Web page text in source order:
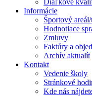
Diaľkové
Informácie
Športový
Hodnotiace
Zmluvy
Faktúry a
Archív aktualít
Kontakt
Vedenie školy
Stránkové
Kde nás